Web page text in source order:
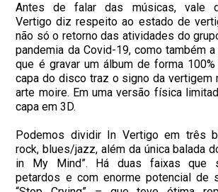
Antes de falar das músicas, vale
Vertigo diz respeito ao estado de
não só o retorno das atividades do
pandemia da Covid-19, como também
que é gravar um álbum de forma
capa do disco traz o signo da vertigem
arte moire. Em uma versão física
capa em 3D.
Podemos dividir In Vertigo em três
rock, blues/jazz, além da única balada
in My Mind”. Há duas faixas que
petardos e com enorme potencial de